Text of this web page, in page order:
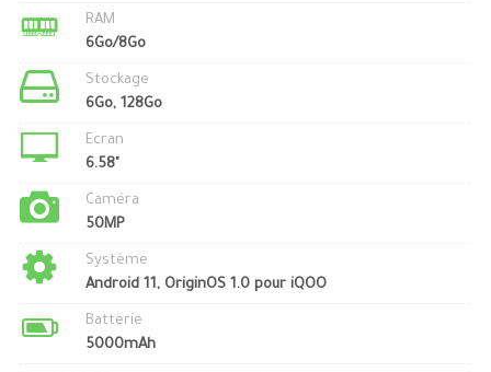
RAM
6Go/8Go
Stockage
6Go, 128Go
Ecran
6.58"
Caméra
50MP
Système
Android 11, OriginOS 1.0 pour iQOO
Batterie
5000mAh